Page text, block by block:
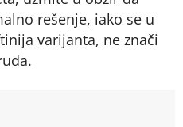
rešenje, iako se u
varijanta, ne znači